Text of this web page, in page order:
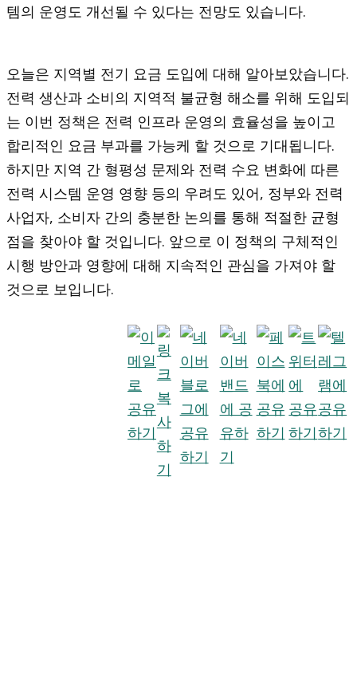
템의 운영도 개선될 수 있다는 전망도 있습니다.
오늘은 지역별 전기 요금 도입에 대해 알아보았습니다.
전력 생산과 소비의 지역적 불균형 해소를 위해 도입되
는 이번 정책은 전력 인프라 운영의 효율성을 높이고
합리적인 요금 부과를 가능케 할 것으로 기대됩니다.
하지만 지역 간 형평성 문제와 전력 수요 변화에 따른
전력 시스템 운영 영향 등의 우려도 있어, 정부와 전력
사업자, 소비자 간의 충분한 논의를 통해 적절한 균형
점을 찾아야 할 것입니다. 앞으로 이 정책의 구체적인
시행 방안과 영향에 대해 지속적인 관심을 가져야 할
것으로 보입니다.